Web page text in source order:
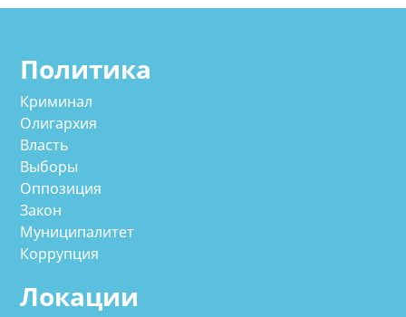
Политика
Криминал
Олигархия
Власть
Выборы
Оппозиция
Закон
Муниципалитет
Коррупция
Локации